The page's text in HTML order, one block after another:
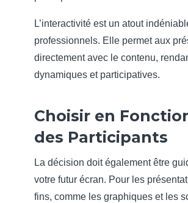
L’interactivité est un atout
professionnels. Elle permet aux
directement avec le contenu,
dynamiques et participatives.
Choisir en
des Participants
La décision doit également être
votre futur écran. Pour les
fins, comme les graphiques et les